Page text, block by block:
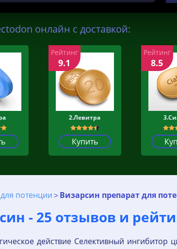
онлайн с доставкой:
2.Левитра
Купить
Рейтинг
9.1
Рейтинг
8.5
потенции Визарсин препарат для
- 25 отзывов и
действие Селективный